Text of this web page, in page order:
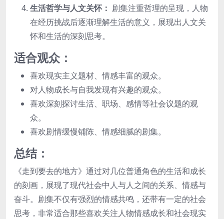
生活哲学与人文关怀： 剧集注重哲理的呈现，人物
在经历挑战后逐渐理解生活的意义，展现出人文关
怀和生活的深刻思考。
适合观众：
喜欢现实主义题材、情感丰富的观众。
对人物成长与自我发现有兴趣的观众。
喜欢深刻探讨生活、职场、感情等社会议题的观
众。
喜欢剧情缓慢铺陈、情感细腻的剧集。
总结：
《走到要去的地方》通过对几位普通角色的生活和成长
的刻画，展现了现代社会中人与人之间的关系、情感与
奋斗。剧集不仅有强烈的情感共鸣，还带有一定的社会
思考，非常适合那些喜欢关注人物情感成长和社会现实